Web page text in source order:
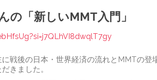
の「新しいMMT入門」
戦後の日本・世界経済の流れとMMTの登
きました。